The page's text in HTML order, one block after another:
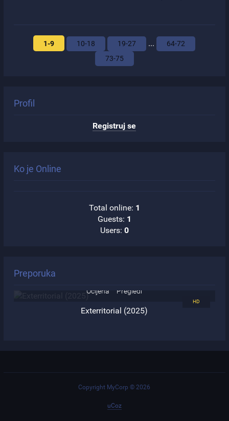
1-9 10-18 19-27 ...
64-72
73-75
Profil
Registruj se
Ko je Online
Total online: 1
Guests: 1
Users: 0
Preporuka
Ocijena Pregledi
Exterritorial (2025)
Copyright MyCorp © 2026
uCoz